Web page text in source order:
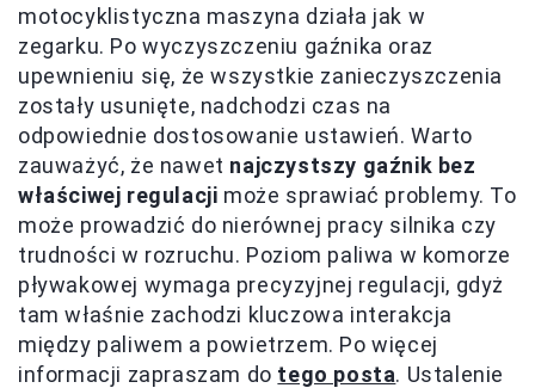
motocyklistyczna maszyna działa jak w
zegarku. Po wyczyszczeniu gaźnika oraz
upewnieniu się, że wszystkie zanieczyszczenia
zostały usunięte, nadchodzi czas na
odpowiednie dostosowanie ustawień. Warto
zauważyć, że nawet najczystszy gaźnik bez
właściwej regulacji może sprawiać problemy. To
może prowadzić do nierównej pracy silnika czy
trudności w rozruchu. Poziom paliwa w komorze
pływakowej wymaga precyzyjnej regulacji, gdyż
tam właśnie zachodzi kluczowa interakcja
między paliwem a powietrzem. Po więcej
informacji zapraszam do tego posta. Ustalenie